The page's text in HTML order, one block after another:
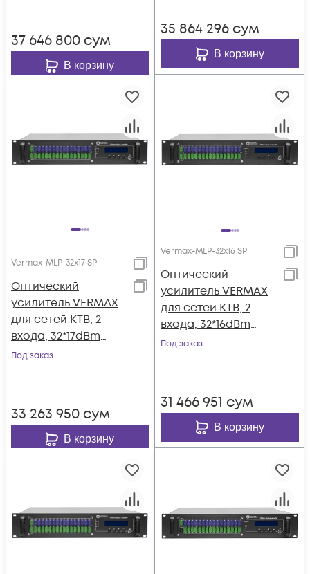
37 646 800 сум
В корзину
35 864 296 сум
В корзину
Vermax-MLP-32x17 SP
Оптический
усилитель VERMAX
для сетей КТВ, 2
входа, 32*17dBm
выхода, WDM
Под заказ
33 263 950 сум
В корзину
Vermax-MLP-32x16 SP
Оптический
усилитель VERMAX
для сетей КТВ, 2
входа, 32*16dBm
выхода, WDM
Под заказ
31 466 951 сум
В корзину